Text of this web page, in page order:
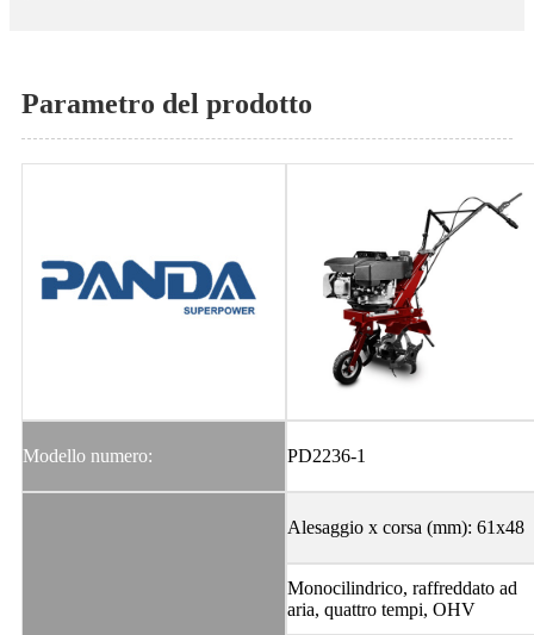
Parametro del prodotto
Modello numero: PD2236-1
Alesaggio x corsa (mm): 61x48
Monocilindrico, raffreddato ad
aria, quattro tempi, OHV